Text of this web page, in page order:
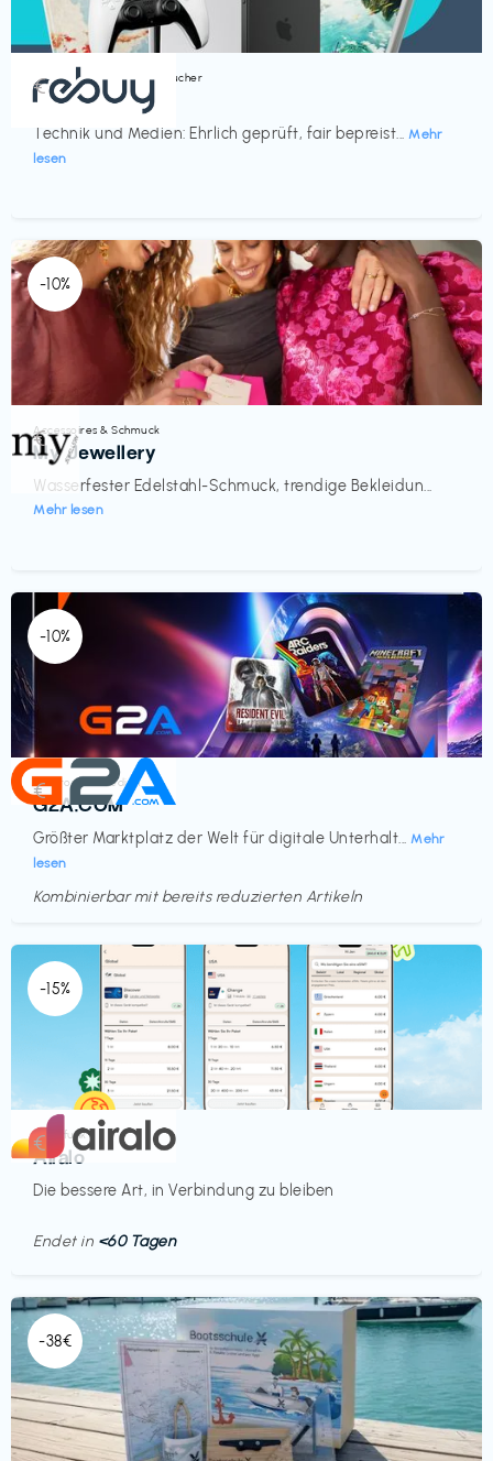
Bücher, Magazine & Hörbücher
rebuy
Technik und Medien: Ehrlich geprüft, fair bepreist... Mehr
lesen
€‎
-10%
Accessoires & Schmuck
My Jewellery
Wasserfester Edelstahl-Schmuck, trendige Bekleidun...
Mehr lesen
€‎
-10%
Elektronik & Medien
G2A.COM
Größter Marktplatz der Welt für digitale Unterhalt... Mehr
lesen
€‎
Kombinierbar mit bereits reduzierten Artikeln
-15%
Mobilfunk
Airalo
Die bessere Art, in Verbindung zu bleiben
€‎
Endet in <60 Tagen
-38€